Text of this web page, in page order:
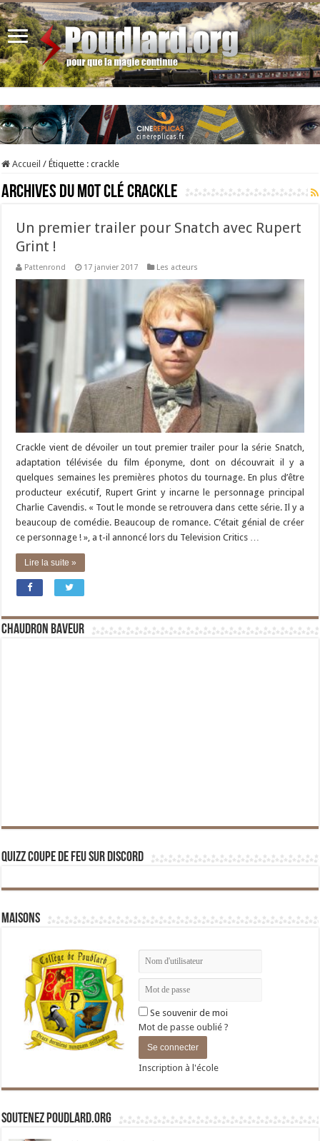
Accueil / Étiquette :crackle
Archives du mot clécrackle
Un premier trailer pour Snatch avec Rupert
Grint !
Pattenrond 17 janvier 2017 Les acteurs
Crackle vient de dévoiler un tout premier trailer pour la série Snatch,
adaptation télévisée du film éponyme, dont on découvrait il y a
quelques semaines les premières photos du tournage. En plus d’être
producteur exécutif, Rupert Grint y incarne le personnage principal
Charlie Cavendis. « Tout le monde se retrouvera dans cette série. Il y a
beaucoup de comédie. Beaucoup de romance. C’était génial de créer
ce personnage ! », a t-il annoncé lors du Television Critics …
Lire la suite »
Chaudron Baveur
Quizz Coupe de Feu sur Discord
Maisons
Se souvenir de moi
Mot de passe oublié ?
Inscription à l'école
Soutenez Poudlard.org